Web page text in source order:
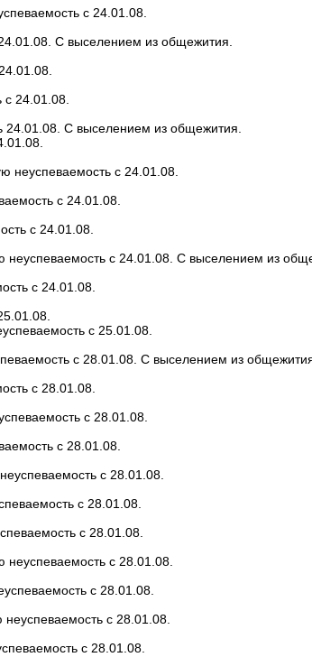
с 24.01.08.
С выселением из общежития.
24.01.08.
С выселением из общежития.
неуспеваемость с 24.01.08.
с 24.01.08.
с 24.01.08.
неуспеваемость с 24.01.08. С выселением из
с 24.01.08.
с 25.01.08.
с 28.01.08. С выселением из
с 28.01.08.
с 28.01.08.
с 28.01.08.
с 28.01.08.
с 28.01.08.
с 28.01.08.
с 28.01.08.
с 28.01.08.
с 28.01.08.
с 28.01.08.